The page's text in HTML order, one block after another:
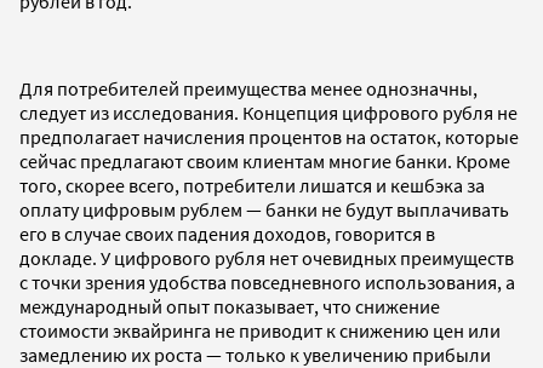
Для потребителей преимущества менее однозначны,
следует из исследования. Концепция цифрового рубля не
предполагает начисления процентов на остаток, которые
сейчас предлагают своим клиентам многие банки. Кроме
того, скорее всего, потребители лишатся и кешбэка за
оплату цифровым рублем — банки не будут выплачивать
его в случае своих падения доходов, говорится в
докладе. У цифрового рубля нет очевидных преимуществ
с точки зрения удобства повседневного использования, а
международный опыт показывает, что снижение
стоимости эквайринга не приводит к снижению цен или
замедлению их роста — только к увеличению прибыли